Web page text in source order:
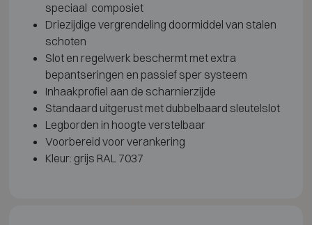
speciaal composiet
Driezijdige vergrendeling doormiddel van stalen
schoten
Slot en regelwerk beschermt met extra
bepantseringen en passief sper systeem
Inhaakprofiel aan de scharnierzijde
Standaard uitgerust met dubbelbaard sleutelslot
Legborden in hoogte verstelbaar
Voorbereid voor verankering
Kleur: grijs RAL 7037